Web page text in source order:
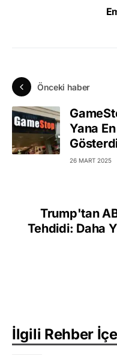
Önceki haber
Yana
26 MART 2025
Trump'tan
Tehdidi: Daha
İlgili Rehber